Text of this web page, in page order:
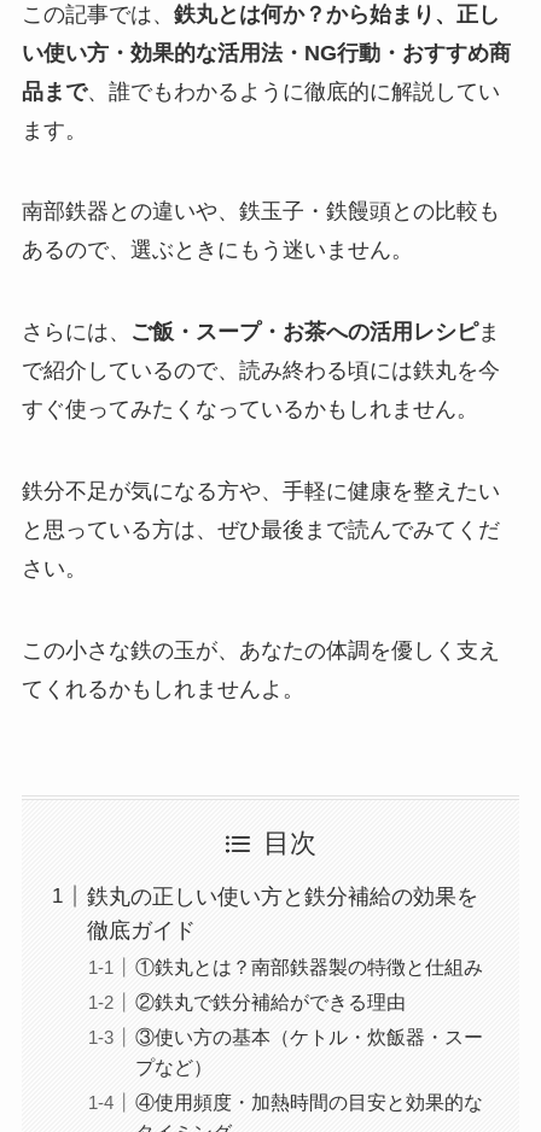
この記事では、 鉄丸とは何か？から始まり、正し
い使い方・効果的な活用法・NG行動・おすすめ商
品まで、誰でもわかるように徹底的に解説してい
ます。
南部鉄器との違いや、鉄玉子・鉄饅頭との比較も
あるので、選ぶときにもう迷いません。
さらには、 ご飯・スープ・お茶への活用レシピま
で紹介しているので、読み終わる頃には鉄丸を今
すぐ使ってみたくなっているかもしれません。
鉄分不足が気になる方や、手軽に健康を整えたい
と思っている方は、ぜひ最後まで読んでみてくだ
さい。
この小さな鉄の玉が、あなたの体調を優しく支え
てくれるかもしれませんよ。
目次
鉄丸の正しい使い方と鉄分補給の効果を
徹底ガイド
①鉄丸とは？南部鉄器製の特徴と仕組み
②鉄丸で鉄分補給ができる理由
③使い方の基本（ケトル・炊飯器・スー
プなど）
④使用頻度・加熱時間の目安と効果的な